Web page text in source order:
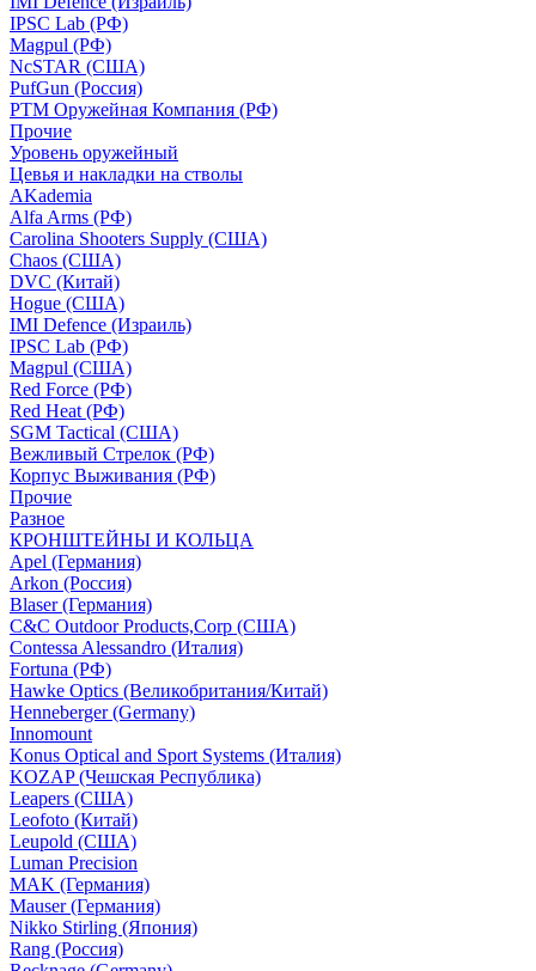
IPSC Lab (РФ)
Magpul (РФ)
NcSTAR (США)
PufGun (Россия)
РТМ Оружейная Компания (РФ)
Прочие
Уровень оружейный
Цевья и накладки на стволы
AKademia
Alfa Arms (РФ)
Carolina Shooters Supply (США)
Chaos (США)
DVC (Китай)
Hogue (США)
IMI Defence (Израиль)
IPSC Lab (РФ)
Magpul (США)
Red Force (РФ)
Red Heat (РФ)
SGM Tactical (США)
Вежливый Стрелок (РФ)
Корпус Выживания (РФ)
Прочие
Разное
КРОНШТЕЙНЫ И КОЛЬЦА
Apel (Германия)
Arkon (Россия)
Blaser (Германия)
C&C Outdoor Products,Corp (США)
Contessa Alessandro (Италия)
Fortuna (РФ)
Hawke Optics (Великобритания/Китай)
Henneberger (Germany)
Innomount
Konus Optical and Sport Systems (Италия)
KOZAP (Чешская Республика)
Leapers (США)
Leofoto (Китай)
Leupold (США)
Luman Precision
MAK (Германия)
Mauser (Германия)
Nikko Stirling (Япония)
Rang (Россия)